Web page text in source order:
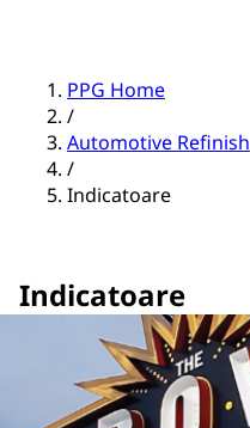
PPG Home
/
Automotive Refinish
/
Indicatoare
Indicatoare